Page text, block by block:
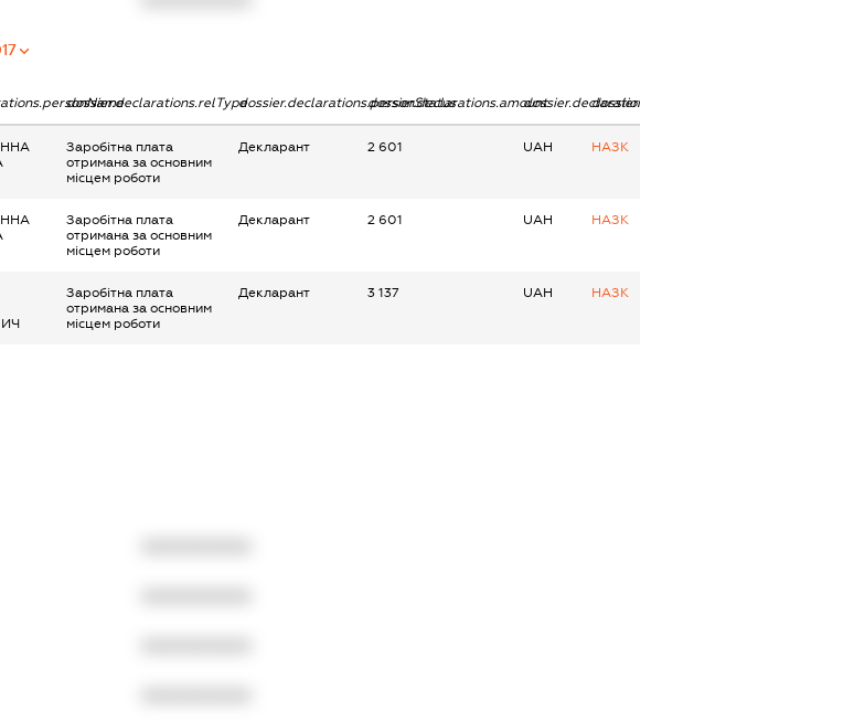
dossier.declarations.relTypedossier.declarations.personStatusdossier.declarations.amountdossier.declarations.currency
dossier.declarations.source
Заробітна плата
отримана за основним
місцем роботи
Декларант 2 601 UAH НАЗК
Заробітна плата
отримана за основним
місцем роботи
Декларант 2 601 UAH НАЗК
Заробітна плата
отримана за основним
місцем роботи
Декларант 3 137 UAH НАЗК